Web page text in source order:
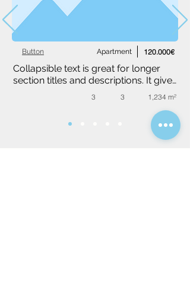
Apartment
Button 120.000€
Collapsible text is great for longer
section titles and descriptions. It gives
people access to all the info they
need, while keeping your layout
clean. Link your text to anything, or
set your text box to expand on click.
3 3 1,234 m²